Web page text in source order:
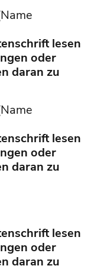
lesen
oder
daran zu
lesen
oder
daran zu
lesen
oder
daran zu